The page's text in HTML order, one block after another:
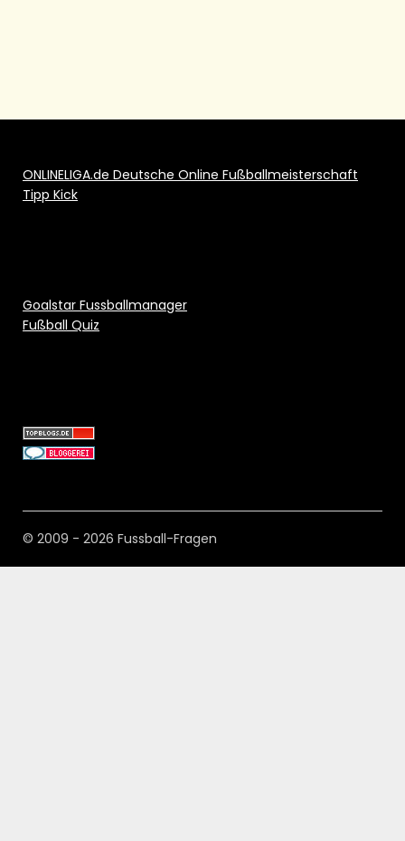
ONLINELIGA.de Deutsche Online Fußballmeisterschaft
Tipp Kick
Goalstar Fussballmanager
Fußball Quiz
© 2009 - 2026 Fussball-Fragen